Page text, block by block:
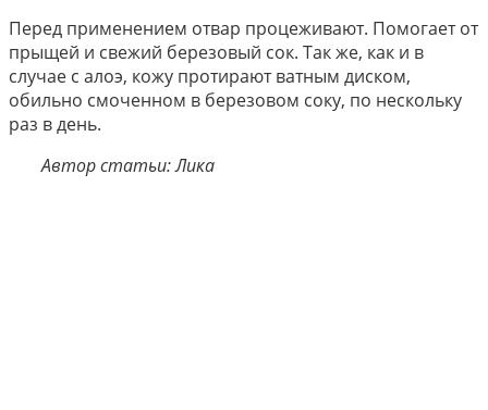
Перед применением отвар процеживают. Помогает от
прыщей и свежий березовый сок. Так же, как и в
случае с алоэ, кожу протирают ватным диском,
обильно смоченном в березовом соку, по нескольку
раз в день.
Автор статьи: Лика